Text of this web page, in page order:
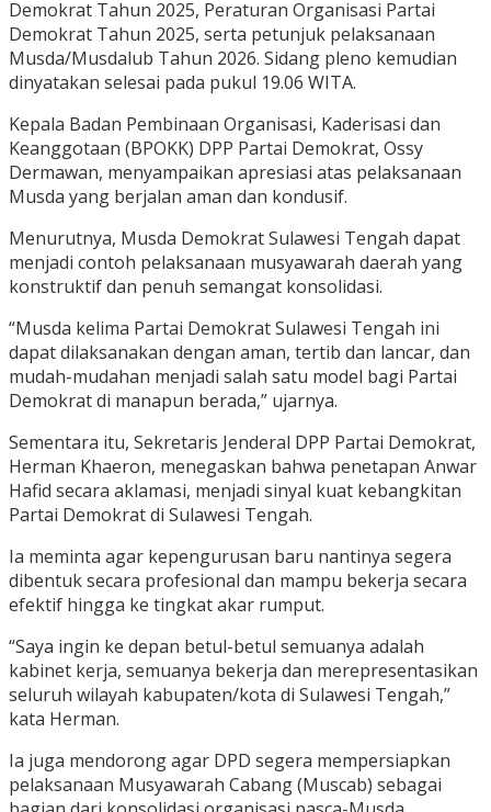
Demokrat Tahun 2025, Peraturan Organisasi Partai
Demokrat Tahun 2025, serta petunjuk pelaksanaan
Musda/Musdalub Tahun 2026. Sidang pleno kemudian
dinyatakan selesai pada pukul 19.06 WITA.
Kepala Badan Pembinaan Organisasi, Kaderisasi dan
Keanggotaan (BPOKK) DPP Partai Demokrat, Ossy
Dermawan, menyampaikan apresiasi atas pelaksanaan
Musda yang berjalan aman dan kondusif.
Menurutnya, Musda Demokrat Sulawesi Tengah dapat
menjadi contoh pelaksanaan musyawarah daerah yang
konstruktif dan penuh semangat konsolidasi.
“Musda kelima Partai Demokrat Sulawesi Tengah ini
dapat dilaksanakan dengan aman, tertib dan lancar, dan
mudah-mudahan menjadi salah satu model bagi Partai
Demokrat di manapun berada,” ujarnya.
Sementara itu, Sekretaris Jenderal DPP Partai Demokrat,
Herman Khaeron, menegaskan bahwa penetapan Anwar
Hafid secara aklamasi, menjadi sinyal kuat kebangkitan
Partai Demokrat di Sulawesi Tengah.
Ia meminta agar kepengurusan baru nantinya segera
dibentuk secara profesional dan mampu bekerja secara
efektif hingga ke tingkat akar rumput.
“Saya ingin ke depan betul-betul semuanya adalah
kabinet kerja, semuanya bekerja dan merepresentasikan
seluruh wilayah kabupaten/kota di Sulawesi Tengah,”
kata Herman.
Ia juga mendorong agar DPD segera mempersiapkan
pelaksanaan Musyawarah Cabang (Muscab) sebagai